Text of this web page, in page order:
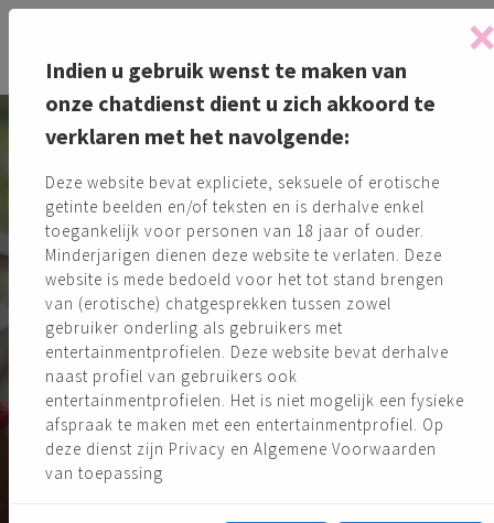
Meld je aan en vind jouw
spannende flirt!
Gratis aanmelden!
Indien u gebruik wenst te maken van
onze chatdienst dient u zich akkoord te
verklaren met het navolgende:
Deze website bevat expliciete, seksuele of erotische
getinte beelden en/of teksten en is derhalve enkel
toegankelijk voor personen van 18 jaar of ouder.
Minderjarigen dienen deze website te verlaten. Deze
website is mede bedoeld voor het tot stand brengen
van (erotische) chatgesprekken tussen zowel
gebruiker onderling als gebruikers met
entertainmentprofielen. Deze website bevat derhalve
naast profiel van gebruikers ook
entertainmentprofielen. Het is niet mogelijk een fysieke
afspraak te maken met een entertainmentprofiel. Op
deze dienst zijn Privacy en Algemene Voorwaarden
van toepassing